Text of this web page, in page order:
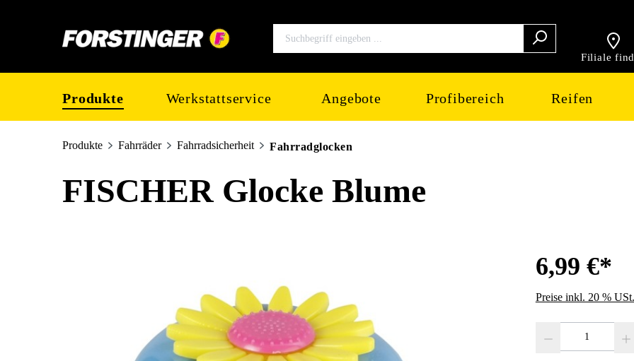
Filiale
Produkte Werkstattservice Angebote Profibereich Reifen
Produkte Fahrräder Fahrradsicherheit Fahrradglocken
FISCHER Glocke Blume
6,99 €*
Preise inkl. 20 %